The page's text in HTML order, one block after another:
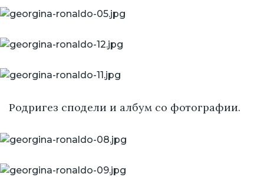
Родригез сподели и албум со фотографии.